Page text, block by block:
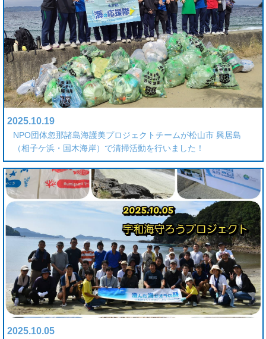
2025.10.19
NPO団体忽那諸島海護美プロジェクトチームが松山市 興居島
（相子ケ浜・国木海岸）で清掃活動を行いました！
2025.10.05